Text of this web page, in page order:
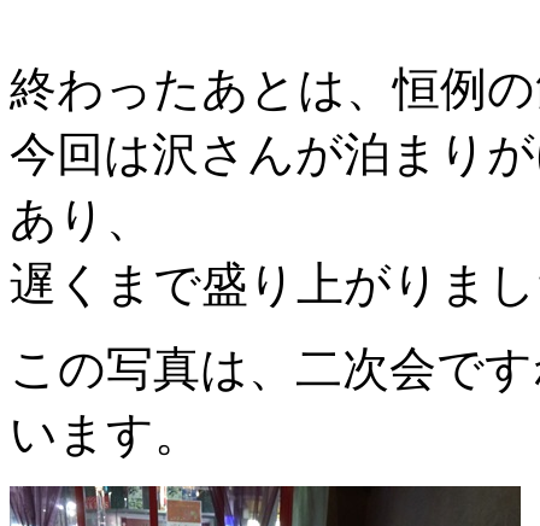
終わったあとは、恒例
今回は沢さんが泊まり
あり、
遅くまで盛り上がりま
この写真は、二次会で
います。